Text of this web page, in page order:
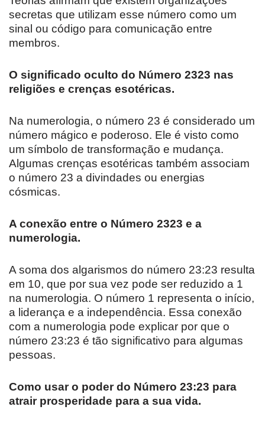
secretas que utilizam esse número como um
sinal ou código para comunicação entre
membros.
O significado oculto do Número 2323 nas
religiões e crenças esotéricas.
Na numerologia, o número 23 é considerado um
número mágico e poderoso. Ele é visto como
um símbolo de transformação e mudança.
Algumas crenças esotéricas também associam
o número 23 a divindades ou energias
cósmicas.
A conexão entre o Número 2323 e a
numerologia.
A soma dos algarismos do número 23:23 resulta
em 10, que por sua vez pode ser reduzido a 1
na numerologia. O número 1 representa o início,
a liderança e a independência. Essa conexão
com a numerologia pode explicar por que o
número 23:23 é tão significativo para algumas
pessoas.
Como usar o poder do Número 23:23 para
atrair prosperidade para a sua vida.